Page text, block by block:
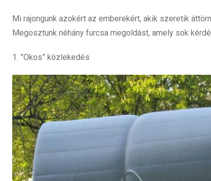
Mi rajongunk azokért az emberekért, akik szeretik
Megosztunk néhány furcsa megoldást, amely sok
1. ”Okos” közlekedés